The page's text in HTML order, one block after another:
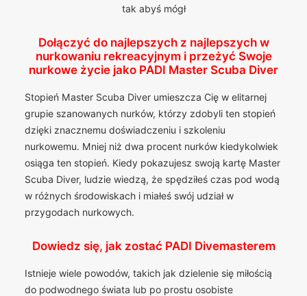
tak abyś mógł
Dołączyć do najlepszych z najlepszych w
nurkowaniu rekreacyjnym i przeżyć Swoje
nurkowe życie jako PADI Master Scuba Diver
Stopień Master Scuba Diver umieszcza Cię w elitarnej
grupie szanowanych nurków, którzy zdobyli ten stopień
dzięki znacznemu doświadczeniu i szkoleniu
nurkowemu. Mniej niż dwa procent nurków kiedykolwiek
osiąga ten stopień. Kiedy pokazujesz swoją kartę Master
Scuba Diver, ludzie wiedzą, że spędziłeś czas pod wodą
w różnych środowiskach i miałeś swój udział w
przygodach nurkowych.
Dowiedz się, jak zostać PADI Divemasterem
Istnieje wiele powodów, takich jak dzielenie się miłością
do podwodnego świata lub po prostu osobiste